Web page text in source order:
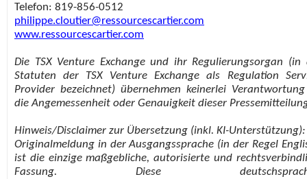
Telefon: 819-856-0512
philippe.cloutier@ressourcescartier.com
www.ressourcescartier.com
Die TSX Venture Exchange und ihr Regulierungsorgan (in
Statuten der TSX Venture Exchange als Regulation
Provider bezeichnet) übernehmen keinerlei
die Angemessenheit oder Genauigkeit dieser
Hinweis/Disclaimer zur Übersetzung (inkl. KI-Unterstützung):
Originalmeldung in der Ausgangssprache (in der Regel
ist die einzige maßgebliche, autorisierte und
Fassung. Diese